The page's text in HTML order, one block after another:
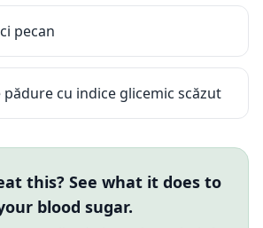
pecan
cu indice glicemic scăzut
this? See what it does to
blood sugar.